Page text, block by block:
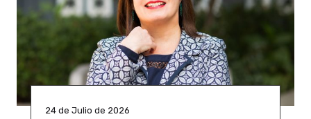
24 de Julio de 2026